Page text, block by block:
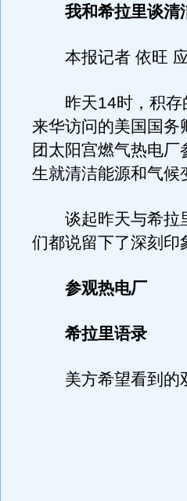
我和希拉里谈清
本报记者 依旺
昨天14时，积存
来华访问的美国国务
团太阳宫燃气热电
生就清洁能源和气候
谈起昨天与希拉
们都说留下了深刻印
参观热电厂
希拉里语录
美方希望看到的